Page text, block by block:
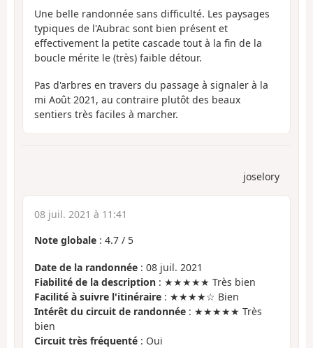
Une belle randonnée sans difficulté. Les paysages
typiques de l'Aubrac sont bien présent et
effectivement la petite cascade tout à la fin de la
boucle mérite le (très) faible détour.
Pas d'arbres en travers du passage à signaler à la
mi Août 2021, au contraire plutôt des beaux
sentiers très faciles à marcher.
joselory
08 juil. 2021 à 11:41
Note globale : 4.7 / 5
Date de la randonnée : 08 juil. 2021
Fiabilité de la description : ★★★★★ Très bien
Facilité à suivre l'itinéraire : ★★★★☆ Bien
Intérêt du circuit de randonnée : ★★★★★ Très
bien
Circuit très fréquenté : Oui